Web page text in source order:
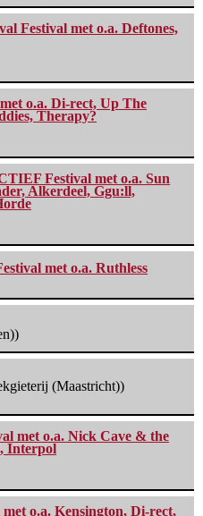
Festival met o.a. Deftones,
o.a. Di-rect, Up The
Therapy?
Festival met o.a. Sun
Alkerdeel, Ggu:ll,
met o.a. Ruthless
(Maastricht))
met o.a. Nick Cave & the
Interpol
o.a. Kensington, Di-rect,